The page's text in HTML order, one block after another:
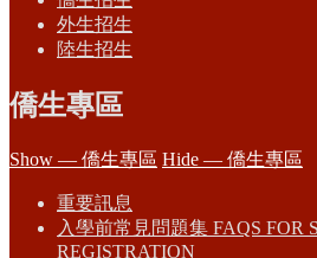
外生招生
陸生招生
僑生專區
Show — 僑生專區 Hide — 僑生專區
重要訊息
入學前常見問題集 FAQS FOR
REGISTRATION